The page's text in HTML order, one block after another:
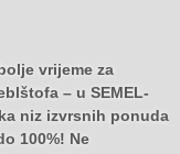
vrijeme za
– u SEMEL-
niz izvrsnih ponuda
100%! Ne